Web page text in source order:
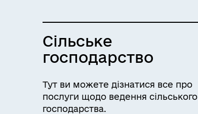
Сільське
господарство
Тут ви можете дізнатися все про
послуги щодо ведення сільського
господарства.